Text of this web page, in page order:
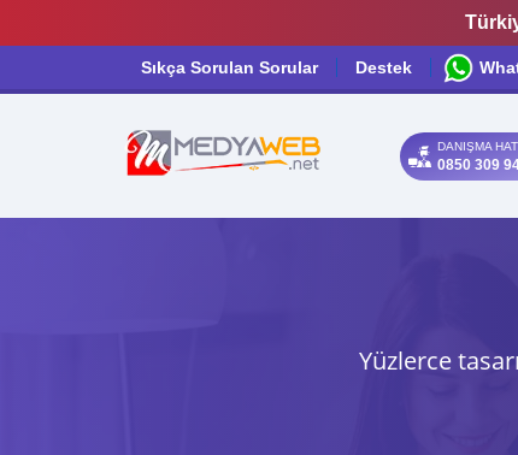
Sıkça Sorulan Sorular Destek
DANIŞMA
0850 309
Yüzlerce